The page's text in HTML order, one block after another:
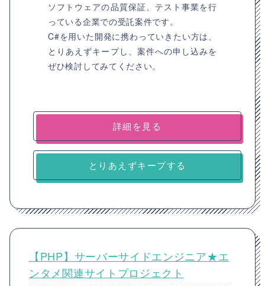
ソフトウェアの品質保証、テスト事業を行
っている企業での受託案件です。
C#を用いた開発に携わっていきたい方は、
とりあえずキープし、案件への申し込みを
ぜひ検討してみてください。
詳細を見る
とりあえずキープする
【PHP】サーバーサイドエンジニア★エ
ンタメ関連サイトプロジェクト